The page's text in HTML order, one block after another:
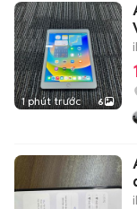
1 phút trước 6